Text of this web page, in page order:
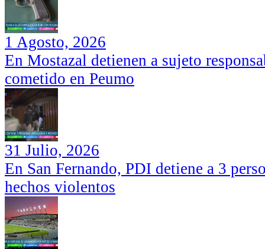
1 Agosto, 2026
En Mostazal detienen a sujeto
cometido en Peumo
31 Julio, 2026
En San Fernando, PDI detiene a 3
hechos violentos